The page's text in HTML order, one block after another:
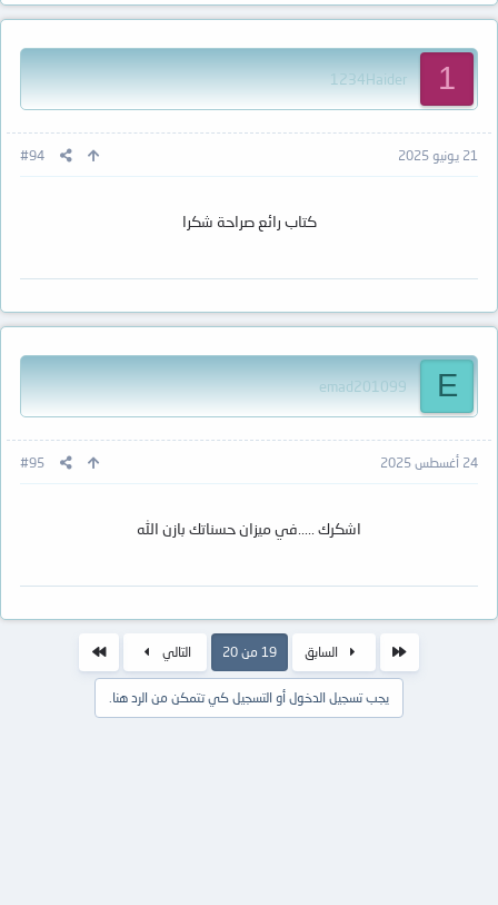
1
1234Haider
21 يونيو 2025 #94
كتاب رائع صراحة شكرا
E
emad201099
24 أغسطس 2025 #95
اشكرك .....في ميزان حسناتك بازن الله
السابق 19 من 20 التالي
يجب تسجيل الدخول أو التسجيل كي تتمكن من الرد هنا.